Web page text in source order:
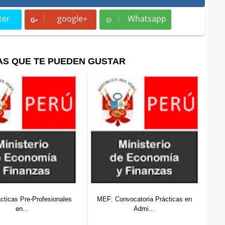
google+ Whatsapp
Whatsapp
QUE TE PUEDEN GUSTAR
Prácticas en
Admi...
MEF Lima: Practicante de
Contabilid...